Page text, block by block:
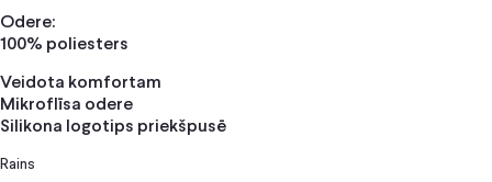
Odere:
100% poliesters
Veidota komfortam
Mikroflīsa odere
Silikona logotips priekšpusē
Rains